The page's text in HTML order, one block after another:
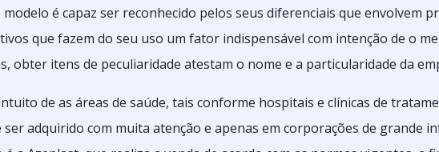
é capaz ser reconhecido pelos seus diferenciais que envolvem
que fazem do seu uso um fator indispensável com intenção de o
obter itens de peculiaridade atestam o nome e a particularidade da
de as áreas de saúde, tais conforme hospitais e clínicas de
ser adquirido com muita atenção e apenas em corporações de grande